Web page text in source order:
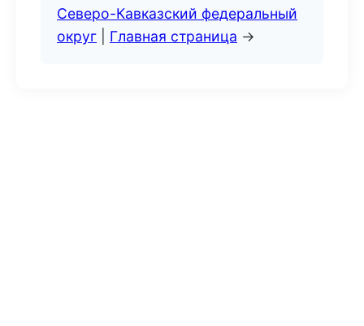
Северо-Кавказский федеральный
округ
Главная страница →